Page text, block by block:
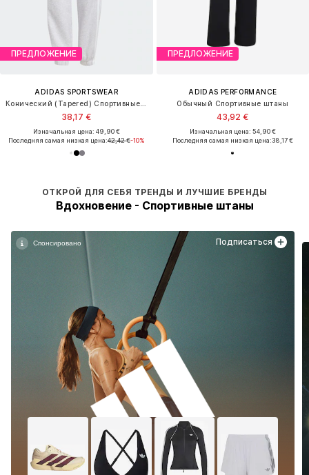
ПРЕДЛОЖЕНИЕ
ADIDAS SPORTSWEAR
38,17 €
Изначальная цена: 49,90 €
Последняя самая низкая цена:42,42 €-10%
ПРЕДЛОЖЕНИЕ
ADIDAS PERFORMANCE
Обычный Спортивные штаны
43,92 €
Изначальная цена: 54,90 €
Последняя самая низкая цена:38,17 €
ОТКРОЙ ДЛЯ СЕБЯ ТРЕНДЫ И ЛУЧШИЕ БРЕНДЫ
Вдохновение - Спортивные штаны
Подписаться